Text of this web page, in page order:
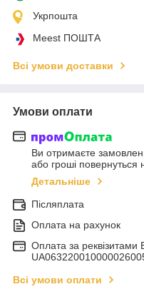
Укрпошта
Meest ПОШТА
Всі умови доставки
Умови оплати
Ви отримаєте
або гроші повернуться
Детальніше
Післяплата
Оплата на рахунок
Оплата за
Всі умови оплати